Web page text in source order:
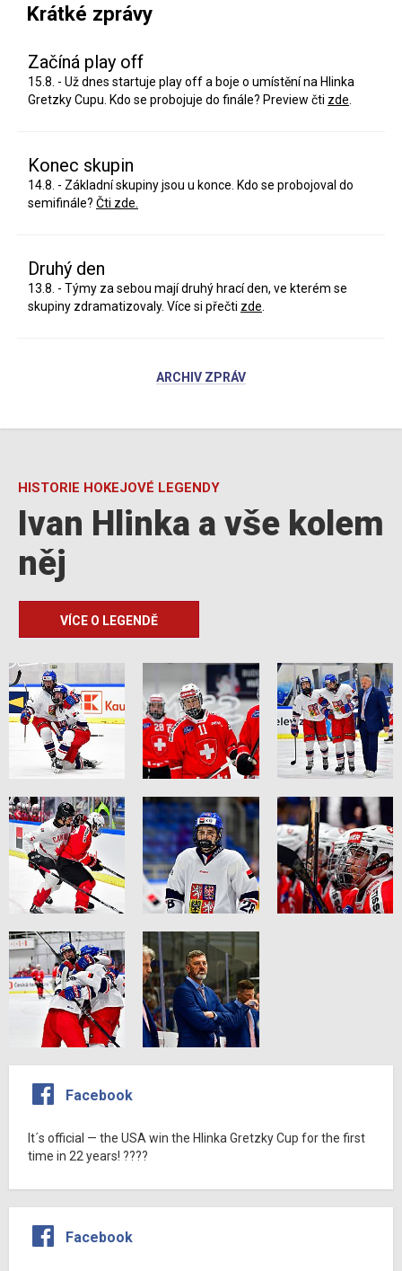
Krátké zprávy
Začíná play off
15.8. - Už dnes startuje play off a boje o umístění na Hlinka
Gretzky Cupu. Kdo se probojuje do finále? Preview čti zde
Konec skupin
14.8. - Základní skupiny jsou u konce. Kdo se probojoval do
semifinále? Čti zde.
Druhý den
13.8. - Týmy za sebou mají druhý hrací den, ve kterém se
skupiny zdramatizovaly. Více si přečti zde
ARCHIV ZPRÁV
HISTORIE HOKEJOVÉ LEGENDY
Ivan Hlinka a vše kolem
něj
VÍCE O LEGENDĚ
Facebook
It´s official — the USA win the Hlinka Gretzky Cup for the first
time in 22 years! ????
Facebook